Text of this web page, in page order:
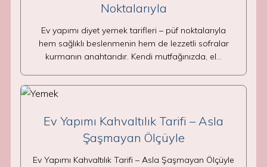
Noktalarıyla
Ev yapımı diyet yemek tarifleri – püf noktalarıyla
hem sağlıklı beslenmenin hem de lezzetli sofralar
kurmanın anahtarıdır. Kendi mutfağınızda, el…
Ev Yapımı Kahvaltılık Tarifi – Asla
Şaşmayan Ölçüyle
Ev Yapımı Kahvaltılık Tarifi – Asla Şaşmayan Ölçüyle